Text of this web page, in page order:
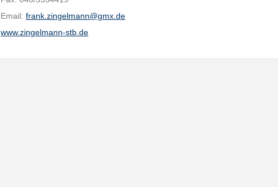
Email:frank.zingelmann@gmx.de
www.zingelmann-stb.de